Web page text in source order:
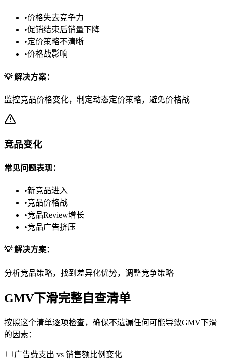
•价格失去竞争力
•促销结束后销量下降
•定价策略不清晰
•价格战影响
💡 解决方案：
监控竞品价格变化，制定动态定价策略，避免价格战
竞品变化
常见问题表现：
•新竞品进入
•竞品价格战
•竞品Review增长
•竞品广告挤压
💡 解决方案：
分析竞品策略，找到差异化优势，调整竞争策略
GMV下滑完整自查清单
按照这个清单逐项检查，确保不遗漏任何可能导致GMV下滑
的因素：
广告费支出 vs 销售额比例变化